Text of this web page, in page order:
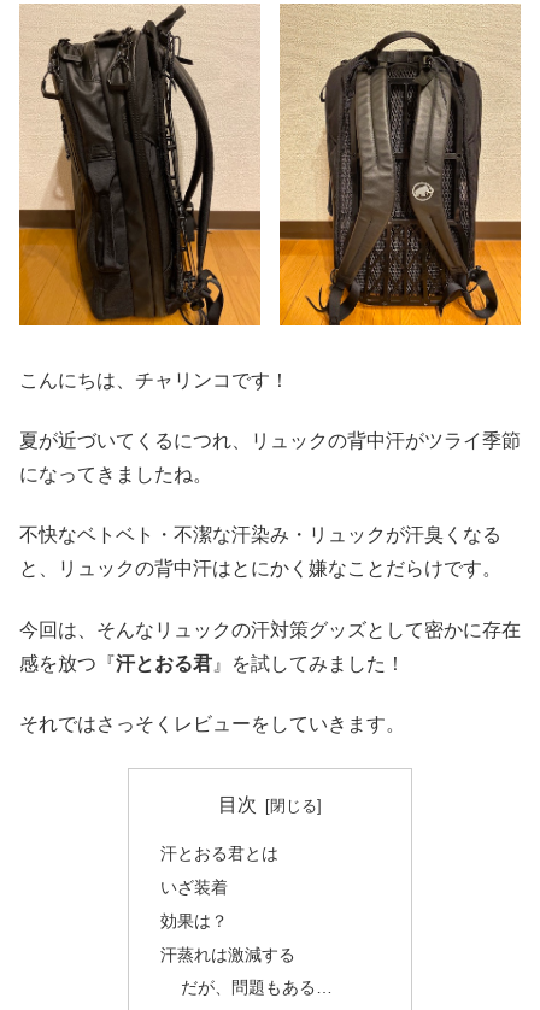
こんにちは、チャリンコです！
夏が近づいてくるにつれ、リュックの背中汗がツライ季節
になってきましたね。
不快なベトベト・不潔な汗染み・リュックが汗臭くなる
と、リュックの背中汗はとにかく嫌なことだらけです。
今回は、そんなリュックの汗対策グッズとして密かに存在
感を放つ『汗とおる君 』を試してみました！
それではさっそくレビューをしていきます。
目次
汗とおる君とは
いざ装着
効果は？
汗蒸れは激減する
だが、問題もある…